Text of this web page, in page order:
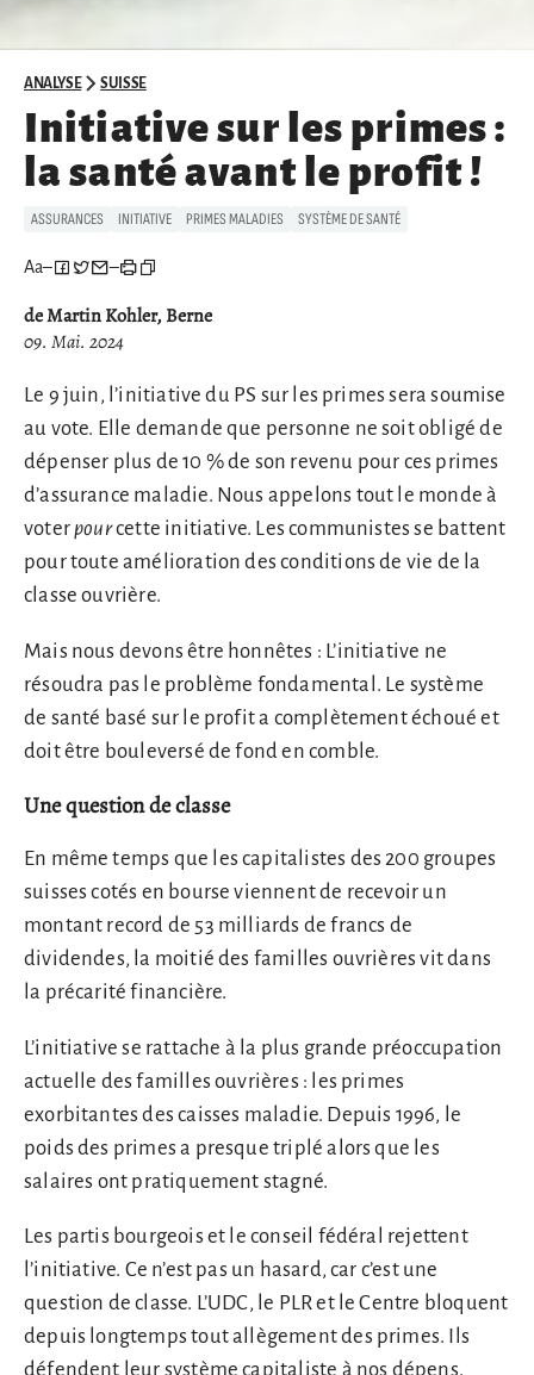
ANALYSE SUISSE
Initiative sur les primes :
la santé avant le profit !
ASSURANCES INITIATIVE PRIMES MALADIES SYSTÈME DE SANTÉ
Aa– –
de Martin Kohler, Berne
09. Mai. 2024
Le 9 juin, l’initiative du PS sur les primes sera soumise
au vote. Elle demande que personne ne soit obligé de
dépenser plus de 10 % de son revenu pour ces primes
d’assurance maladie. Nous appelons tout le monde à
voterpourcette initiative. Les communistes se battent
pour toute amélioration des conditions de vie de la
classe ouvrière.
Mais nous devons être honnêtes : L’initiative ne
résoudra pas le problème fondamental. Le système
de santé basé sur le profit a complètement échoué et
doit être bouleversé de fond en comble.
Une question de classe
En même temps que les capitalistes des 200 groupes
suisses cotés en bourse viennent de recevoir un
montant record de 53 milliards de francs de
dividendes, la moitié des familles ouvrières vit dans
la précarité financière.
L’initiative se rattache à la plus grande préoccupation
actuelle des familles ouvrières : les primes
exorbitantes des caisses maladie. Depuis 1996, le
poids des primes a presque triplé alors que les
salaires ont pratiquement stagné.
Les partis bourgeois et le conseil fédéral rejettent
l’initiative. Ce n’est pas un hasard, car c’est une
question de classe. L’UDC, le PLR et le Centre bloquent
depuis longtemps tout allègement des primes. Ils
défendent leur système capitaliste à nos dépens.